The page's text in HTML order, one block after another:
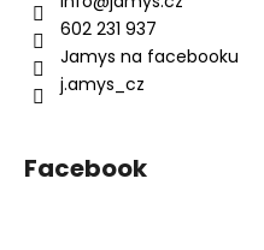
602 231 937
Jamys na facebooku
j.amys_cz
Facebook